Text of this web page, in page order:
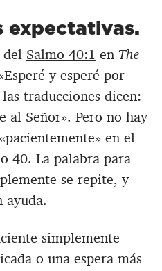
expectativas.
del Salmo 40:1 en The
y esperé por
traducciones dicen:
al Señor». Pero no hay
en el
40. La palabra para
se repite, y
ayuda.
simplemente
o una espera más